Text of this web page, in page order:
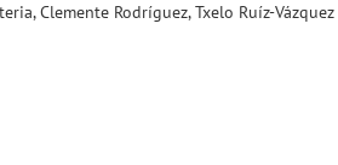
Clemente Rodríguez, Txelo Ruíz-Vázquez